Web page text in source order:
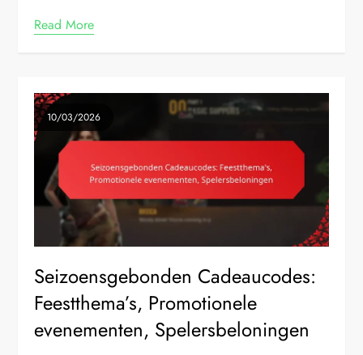
Read More
10/03/2026
Seizoensgebonden Cadeaucodes:
Feestthema’s, Promotionele
evenementen, Spelersbeloningen